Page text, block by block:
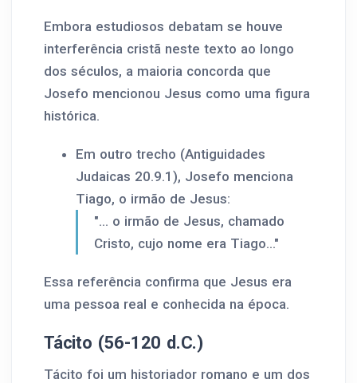
Embora estudiosos debatam se houve
interferência cristã neste texto ao longo
dos séculos, a maioria concorda que
Josefo mencionou Jesus como uma figura
histórica.
Em outro trecho (Antiguidades
Judaicas 20.9.1), Josefo menciona
Tiago, o irmão de Jesus:
"... o irmão de Jesus, chamado
Cristo, cujo nome era Tiago..."
Essa referência confirma que Jesus era
uma pessoa real e conhecida na época.
Tácito (56-120 d.C.)
Tácito foi um historiador romano e um dos